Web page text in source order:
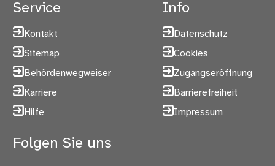
Service
Kontakt
Sitemap
Behördenwegweiser
Karriere
Hilfe
Info
Datenschutz
Cookies
Zugangseröffnung
Barrierefreiheit
Impressum
Folgen Sie uns